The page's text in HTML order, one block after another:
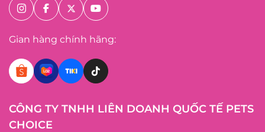
Gian hàng chính hãng:
CÔNG TY TNHH LIÊN DOANH QUỐC TẾ PETS
CHOICE